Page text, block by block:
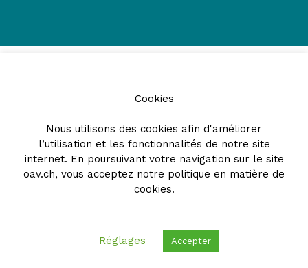
Partenaires
Cookies
Nous utilisons des cookies afin d'améliorer
l’utilisation et les fonctionnalités de notre site
internet. En poursuivant votre navigation sur le site
oav.ch, vous acceptez notre politique en matière de
cookies.
Réglages Accepter